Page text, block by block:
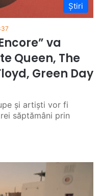
Știri
va
Queen, The
Green Day
și artiști vor fi
săptămâni prin